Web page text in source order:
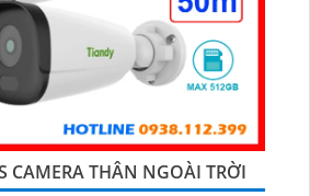
CAMERA THÂN NGOÀI TRỜI